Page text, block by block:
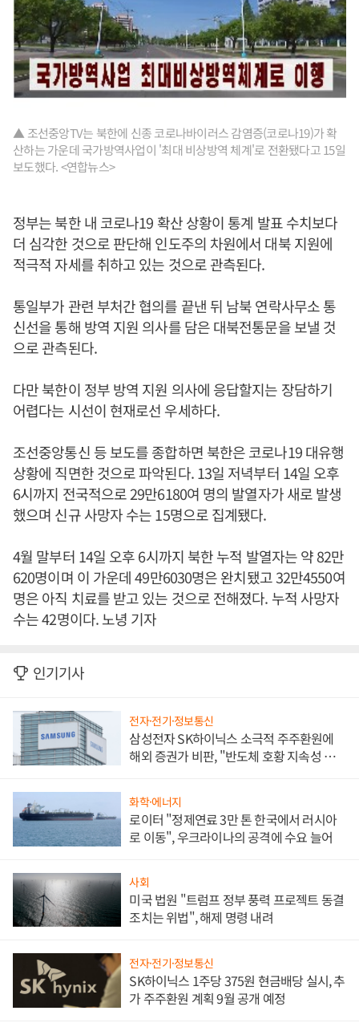
▲ 조선중앙TV는 북한에 신종 코로나바이러스 감염증(코로나19)가 확
산하는 가운데 국가방역사업이 '최대 비상방역 체계'로 전환됐다고 15일
보도했다. <연합뉴스>
정부는 북한 내 코로나19 확산 상황이 통계 발표 수치보다
더 심각한 것으로 판단해 인도주의 차원에서 대북 지원에
적극적 자세를 취하고 있는 것으로 관측된다.
통일부가 관련 부처간 협의를 끝낸 뒤 남북 연락사무소 통
신선을 통해 방역 지원 의사를 담은 대북전통문을 보낼 것
으로 관측된다.
다만 북한이 정부 방역 지원 의사에 응답할지는 장담하기
어렵다는 시선이 현재로선 우세하다.
조선중앙통신 등 보도를 종합하면 북한은 코로나19 대유행
상황에 직면한 것으로 파악된다. 13일 저녁부터 14일 오후
6시까지 전국적으로 29만6180여 명의 발열자가 새로 발생
했으며 신규 사망자 수는 15명으로 집계됐다.
4월 말부터 14일 오후 6시까지 북한 누적 발열자는 약 82만
620명이며 이 가운데 49만6030명은 완치됐고 32만4550여
명은 아직 치료를 받고 있는 것으로 전해졌다. 누적 사망자
수는 42명이다. 노녕 기자
인기기사
전자·전기·정보통신
삼성전자 SK하이닉스 소극적 주주환원에
해외 증권가 비판, "반도체 호황 지속성 의
화학·에너지
로이터 "정제연료 3만 톤 한국에서 러시아
로 이동", 우크라이나의 공격에 수요 늘어
사회
미국 법원 "트럼프 정부 풍력 프로젝트 동결
조치는 위법", 해제 명령 내려
전자·전기·정보통신
SK하이닉스 1주당 375원 현금배당 실시, 추
가 주주환원 계획 9월 공개 예정